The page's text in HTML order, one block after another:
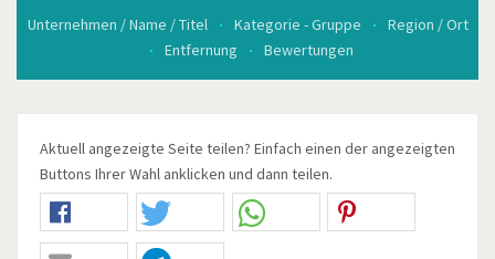
Unternehmen / Name / Titel Kategorie - Gruppe
Region / Ort
Entfernung
Bewertungen
Aktuell angezeigte Seite teilen? Einfach einen der angezeigten
Buttons Ihrer Wahl anklicken und dann teilen.